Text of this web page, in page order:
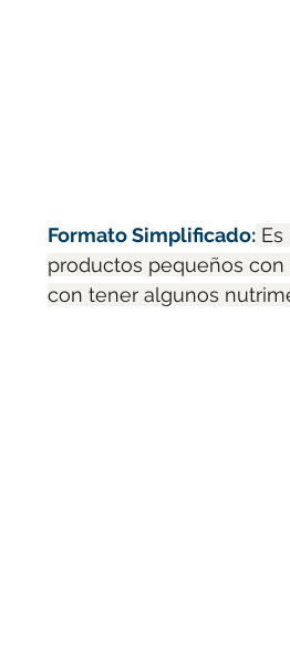
Formato Simplificado:
productos pequeños
con tener algunos